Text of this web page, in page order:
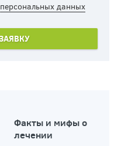
персональных данных
Факты и мифы о
лечении